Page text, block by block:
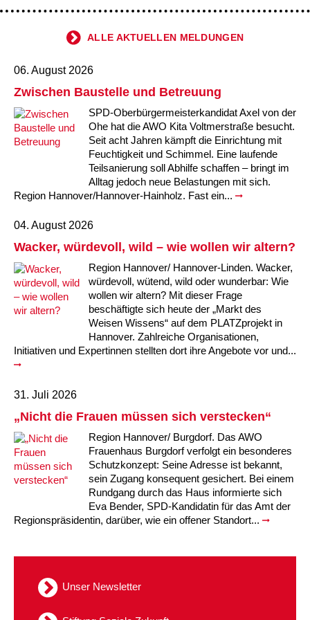
Kindertagesstätte Klaus-Müller-Kilian-Weg /
“Mäuseburg” / Familienzentrum
Kindertagesstätte König-Ludwig-Straße
Kindertagesstätte Langes Feld “Deisterspatzen”
Kindertagesstätte Moorlilienweg /
Familienzentrum
Kindertagesstätte Petermannstraße /
Familienzentrum
Kindertagesstätte Rosenbergstraße
Krippe Schleswiger Straße
Kindertagesstätte Schneiderberg
Kindertagesstätte Sylter Weg
Kindertagesstätte Tresckowstraße
Kindertagesstätte Voltmerstraße
Kindertagesstätte Wiehbergstraße
Kindertagesstätte Hiltrud-Grote-Weg
Kindertagesstätte Ibykusweg / Familienzentrum
Kindertagesstätte Johannes-Lau-Hof
Kindertagesstätte Kapellenbrink /
Familienzentrum
Kindertagesstätte Klaus-Müller-Kilian-Weg /
“Mäuseburg” / Familienzentrum
Kindertagesstätte Langes Feld “Deisterspatzen”
Kindertagesstätte Levester Straße
Offene Sprach-Sprechstunde
Kindertagesstätte Moorlilienweg /
Familienzentrum
Kindertagesstätte Mühenkamp / Familienzentrum
Familienzentrum
Kindertagesstätte Pfarrlandplatz
Hör- und Sprachheilkindergarten Ratswiese
Kindertagesstätte Rosenbergstraße
Kindertagesstätte Schweriner Straße /
ALLE AKTUELLEN MELDUNGEN
06. August 2026
Zwischen Baustelle und Betreuung
SPD-Oberbürgermeisterkandidat Axel von der
Ohe hat die AWO Kita Voltmerstraße besucht.
Seit acht Jahren kämpft die Einrichtung mit
Feuchtigkeit und Schimmel. Eine laufende
Teilsanierung soll Abhilfe schaffen – bringt im
Alltag jedoch neue Belastungen mit sich.
Region Hannover/Hannover-Hainholz. Fast ein...
04. August 2026
Wacker, würdevoll, wild – wie wollen wir altern?
Region Hannover/ Hannover-Linden. Wacker,
würdevoll, wütend, wild oder wunderbar: Wie
wollen wir altern? Mit dieser Frage
beschäftigte sich heute der „Markt des
Weisen Wissens“ auf dem PLATZprojekt in
Hannover. Zahlreiche Organisationen,
Initiativen und Expertinnen stellten dort ihre Angebote vor und...
31. Juli 2026
„Nicht die Frauen müssen sich verstecken“
Region Hannover/ Burgdorf. Das AWO
Frauenhaus Burgdorf verfolgt ein besonderes
Schutzkonzept: Seine Adresse ist bekannt,
sein Zugang konsequent gesichert. Bei einem
Rundgang durch das Haus informierte sich
Eva Bender, SPD-Kandidatin für das Amt der
Regionspräsidentin, darüber, wie ein offener Standort...
Unser Newsletter